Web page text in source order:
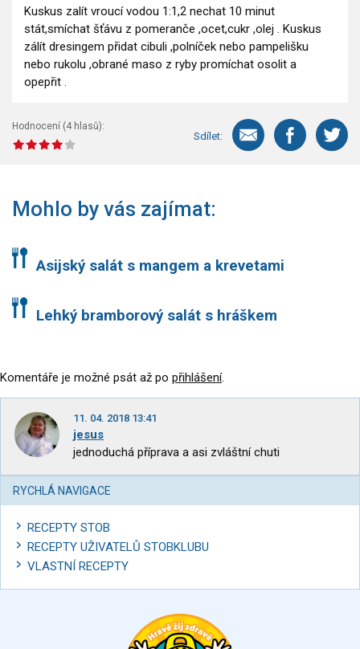
Kuskus zalít vroucí vodou 1:1,2 nechat 10 minut
stát,smíchat šťávu z pomeranče ,ocet,cukr ,olej . Kuskus
zálít dresingem přidat cibuli ,polníček nebo pampelišku
nebo rukolu ,obrané maso z ryby promíchat osolit a
opepřit .
Hodnocení (4 hlasů):
Sdílet:
Mohlo by vás zajímat:
Asijský salát s mangem a krevetami
Lehký bramborový salát s hráškem
Komentáře je možné psát až po přihlášení.
11. 04. 2018 13:41
jesus
jednoduchá příprava a asi zvláštní chuti
RYCHLÁ NAVIGACE
RECEPTY STOB
RECEPTY UŽIVATELŮ STOBKLUBU
VLASTNÍ RECEPTY